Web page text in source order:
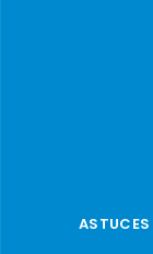
ASTUCES